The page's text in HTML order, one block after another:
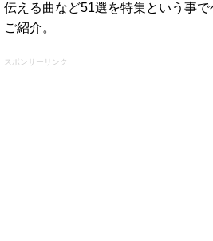
伝える曲など51選を特集という事
ご紹介。
スポンサーリンク